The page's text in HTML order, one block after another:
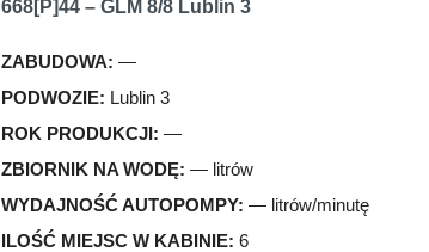
668[P]44 – GLM 8/8 Lublin 3
ZABUDOWA:—
PODWOZIE: Lublin 3
ROK PRODUKCJI:—
ZBIORNIK NA WODĘ: — litrów
WYDAJNOŚĆ AUTOPOMPY: — litrów/minutę
ILOŚĆ MIEJSC W KABINIE: 6